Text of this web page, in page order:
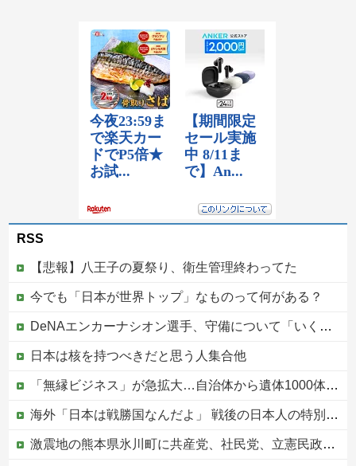
RSS
【悲報】八王子の夏祭り、衛生管理終わってた
今でも「日本が世界トップ」なものって何がある？
DeNAエンカーナシオン選手、守備について「いくら得点しても、エラーを重ねれば逆転されてしまう。そういう意味から自分にとっては、打撃よりも守備の方が大事」
日本は核を持つべきだと思う人集合他
「無縁ビジネス」が急拡大…自治体から遺体1000体超を引き取る業者も
海外「日本は戦勝国なんだよ」 戦後の日本人の特別な生き様に各国から称賛の声
激震地の熊本県氷川町に共産党、社民党、立憲民政党等の左派の救援は影すら見えず。住民苦言